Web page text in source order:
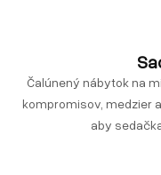
Čalúnený nábytok na
kompromisov, medzier
aby